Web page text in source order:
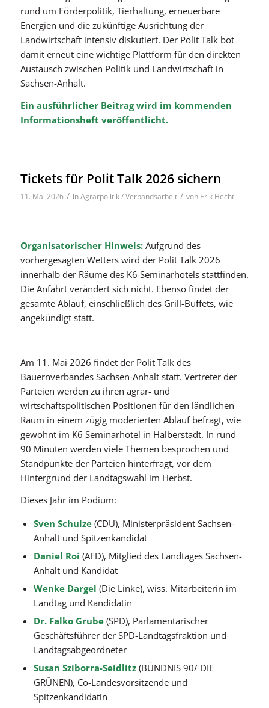
rund um Förderpolitik, Tierhaltung, erneuerbare
Energien und die zukünftige Ausrichtung der
Landwirtschaft intensiv diskutiert. Der Polit Talk bot
damit erneut eine wichtige Plattform für den direkten
Austausch zwischen Politik und Landwirtschaft in
Sachsen-Anhalt.
Ein ausführlicher Beitrag wird im kommenden
Informationsheft veröffentlicht.
Tickets für Polit Talk 2026 sichern
11. Mai 2026 / inAgrarpolitik / Verbandsarbeit / von Erik Hecht
Organisatorischer Hinweis: Aufgrund des
vorhergesagten Wetters wird der Polit Talk 2026
innerhalb der Räume des K6 Seminarhotels stattfinden.
Die Anfahrt verändert sich nicht. Ebenso findet der
gesamte Ablauf, einschließlich des Grill-Buffets, wie
angekündigt statt.
Am 11. Mai 2026 findet der Polit Talk des
Bauernverbandes Sachsen-Anhalt statt. Vertreter der
Parteien werden zu ihren agrar- und
wirtschaftspolitischen Positionen für den ländlichen
Raum in einem zügig moderierten Ablauf befragt, wie
gewohnt im K6 Seminarhotel in Halberstadt. In rund
90 Minuten werden viele Themen besprochen und
Standpunkte der Parteien hinterfragt, vor dem
Hintergrund der Landtagswahl im Herbst.
Dieses Jahr im Podium:
Sven Schulze(CDU), Ministerpräsident Sachsen-
Anhalt und Spitzenkandidat
Daniel Roi (AFD), Mitglied des Landtages Sachsen-
Anhalt und Kandidat
Wenke Dargel (Die Linke), wiss. Mitarbeiterin im
Landtag und Kandidatin
Dr. Falko Grube(SPD), Parlamentarischer
Geschäftsführer der SPD-Landtagsfraktion und
Landtagsabgeordneter
Susan Sziborra-Seidlitz(BÜNDNIS 90/ DIE
GRÜNEN), Co-Landesvorsitzende und
Spitzenkandidatin